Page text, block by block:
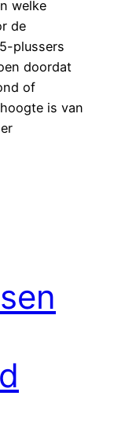
welke
de
plussers
doordat
of
is van